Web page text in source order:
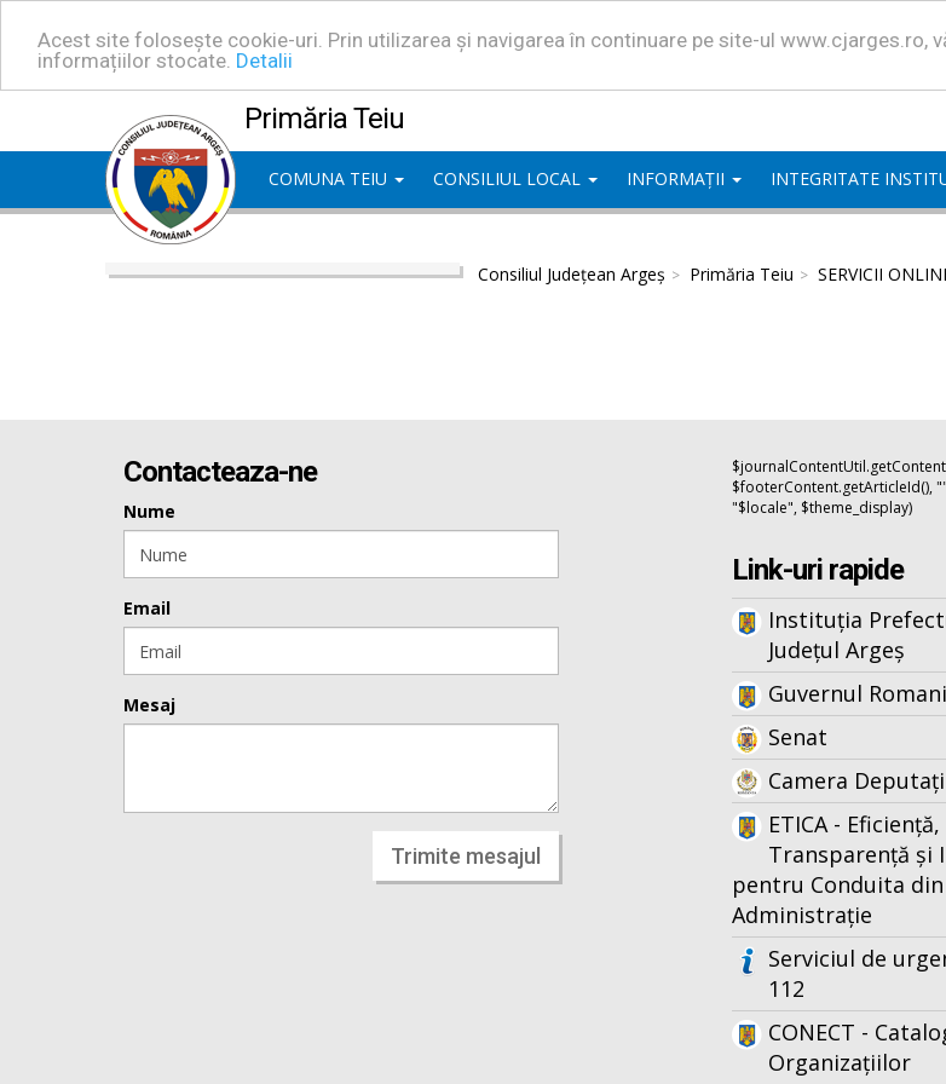
Acest site folosește cookie-uri. Prin utilizarea și navigarea în continuare pe site-ul www.cjarges.ro,
informațiilor stocate. Detalii
Primăria Teiu
COMUNA TEIU CONSILIUL LOCAL INFORMAȚII INTEGRITATE
Consiliul Județean Argeș Primăria Teiu SERVICII
Contacteaza-ne
Nume
Email
Mesaj
Trimite mesajul
$footerContent.getArticleId(),
"$locale", $theme_display)
Link-uri rapide
Instituția
Județul Argeș
Guvernul
Senat
Camera
ETICA - Eficiență,
Transparență și
pentru Conduita din
Administrație
Serviciul de
112
CONECT -
Organizațiilor